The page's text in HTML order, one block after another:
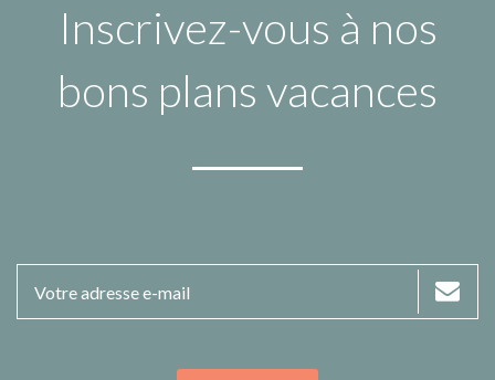
Inscrivez-vous à nos
bons plans vacances